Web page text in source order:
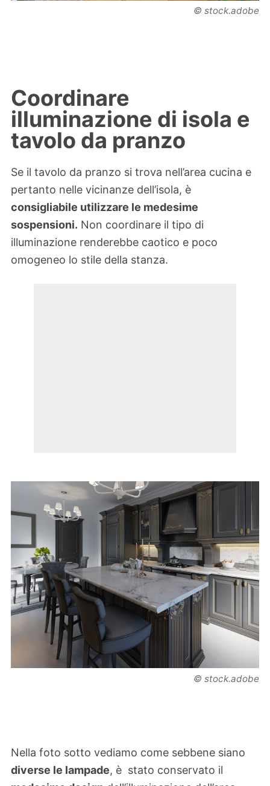
© stock.adobe
Coordinare
illuminazione di isola e
tavolo da pranzo
Se il tavolo da pranzo si trova nell’area cucina e
pertanto nelle vicinanze dell’isola, è
consigliabile utilizzare le medesime
sospensioni. Non coordinare il tipo di
illuminazione renderebbe caotico e poco
omogeneo lo stile della stanza.
© stock.adobe
Nella foto sotto vediamo come sebbene siano
diverse le lampade, è stato conservato il